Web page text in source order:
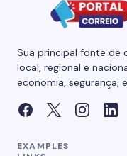
Sua principal fonte de
local, regional e
economia, segurança,
EXAMPLES